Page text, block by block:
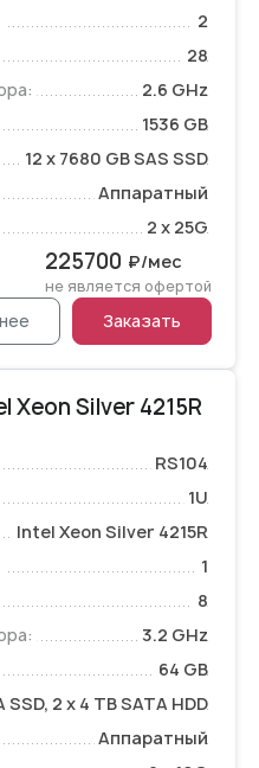
2
28
2.6 GHz
1536 GB
12 x 7680 GB SAS SSD
Аппаратный
2 x 25G
225700 ₽/мес
не является офертой
Заказать
Xeon Silver 4215R
RS104
1U
Intel Xeon Silver 4215R
1
8
3.2 GHz
64 GB
SSD, 2 x 4 TB SATA HDD
Аппаратный